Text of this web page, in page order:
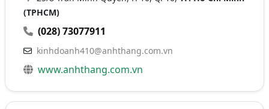
(TPHCM)
(028) 73077911
kinhdoanh410@anhthang.com.vn
www.anhthang.com.vn